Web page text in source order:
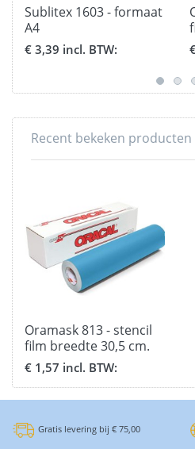
Sublitex 1603 - formaat
A4
€ 3,39 incl. BTW:
Recent bekeken producten
Oramask 813 - stencil
film breedte 30,5 cm.
€ 1,57 incl. BTW:
Gratis levering bij € 75,00